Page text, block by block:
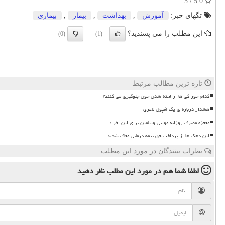
تگهای خبر:
آموزش بهداشت بیمار بیماری
این مطلب را می پسندید؟ (1)
(0)
تازه ترین مطالب مرتبط
کدام خوراکی ها از لخته شدن خون جلوگیری می کنند؟
هشدار درباره ی یک آمپول لاغری
معجزه مصرف روزانه مولتی ویتامین برای این افراد
این دهک ها از پرداخت حق بیمه درمانی معاف شدند
نظرات بینندگان در مورد این مطلب
لطفا شما همدر مورد این مطلبنظر دهید